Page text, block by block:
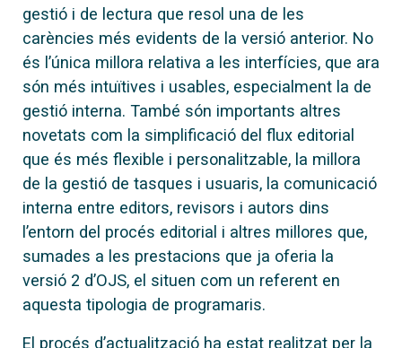
gestió i de lectura que resol una de les
carències més evidents de la versió anterior. No
és l’única millora relativa a les interfícies, que ara
són més intuïtives i usables, especialment la de
gestió interna. També són importants altres
novetats com la simplificació del flux editorial
que és més flexible i personalitzable, la millora
de la gestió de tasques i usuaris, la comunicació
interna entre editors, revisors i autors dins
l’entorn del procés editorial i altres millores que,
sumades a les prestacions que ja oferia la
versió 2 d’OJS, el situen com un referent en
aquesta tipologia de programaris.
El procés d’actualització ha estat realitzat per la